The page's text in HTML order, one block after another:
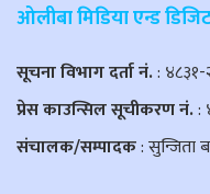
ओलीबा मिडिया एन्ड
सूचना विभाग दर्ता नं.:
प्रेस काउन्सिल सूचीकरण नं.:
संचालक/सम्पादक: सुन्जिता